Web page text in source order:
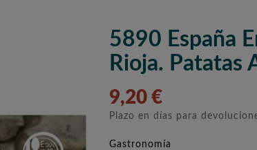
5890 España
Rioja. Patatas
9,20 €
Plazo en días para
Gastronomía